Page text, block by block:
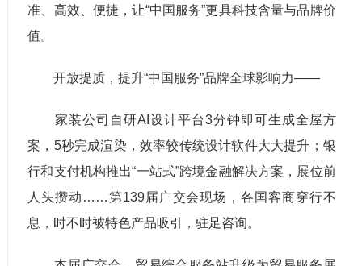
准、高效、便捷，让“中国服务”更具科技含量与品牌价
值。
开放提质，提升“中国服务”品牌全球影响力——
家装公司自研AI设计平台3分钟即可生成全屋方
案，5秒完成渲染，效率较传统设计软件大大提升；银
行和支付机构推出“一站式”跨境金融解决方案，展位前
人头攒动……第139届广交会现场，各国客商穿行不
息，时不时被特色产品吸引，驻足咨询。